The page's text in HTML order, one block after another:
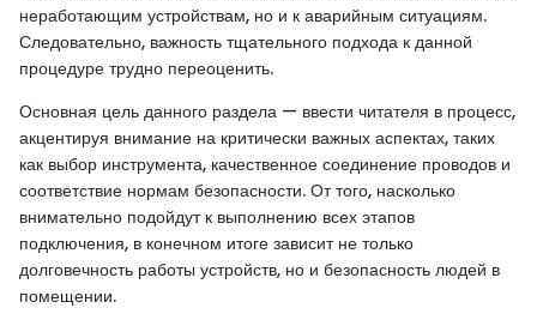
неработающим устройствам, но и к аварийным ситуациям.
Следовательно, важность тщательного подхода к данной
процедуре трудно переоценить.
Основная цель данного раздела — ввести читателя в процесс,
акцентируя внимание на критически важных аспектах, таких
как выбор инструмента, качественное соединение проводов и
соответствие нормам безопасности. От того, насколько
внимательно подойдут к выполнению всех этапов
подключения, в конечном итоге зависит не только
долговечность работы устройств, но и безопасность людей в
помещении.